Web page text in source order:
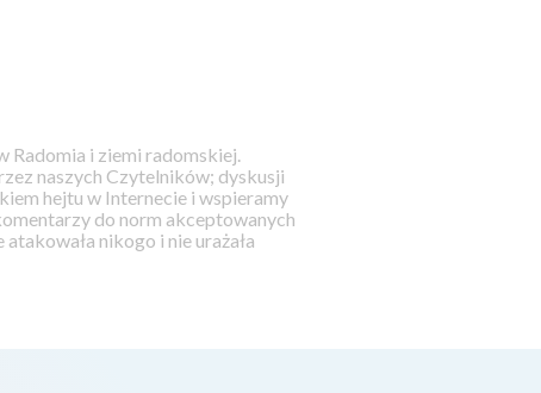
Radomia i ziemi radomskiej.
naszych Czytelników; dyskusji
hejtu w Internecie i wspieramy
do norm akceptowanych
nikogo i nie urażała